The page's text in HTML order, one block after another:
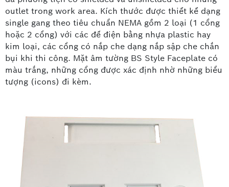
outlet trong work area. Kích thước được thiết kế dạng
single gang theo tiêu chuẩn NEMA gồm 2 loại (1 cổng
hoặc 2 cổng) với các đế điện bằng nhựa plastic hay
kim loại, các cổng có nắp che dạng nắp sập che chắn
bụi khi thi công. Mặt âm tường BS Style Faceplate có
màu trắng, những cổng được xác định nhờ những biểu
tượng (icons) đi kèm.